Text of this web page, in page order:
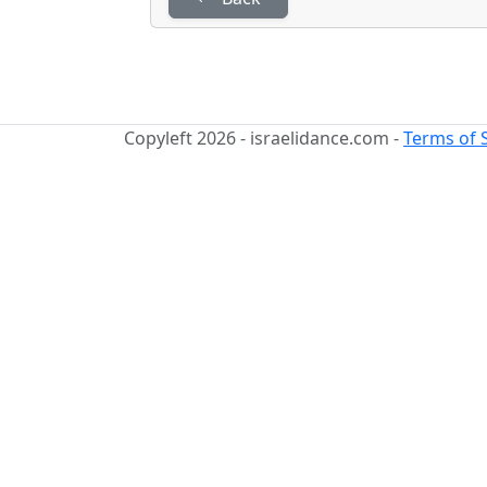
Copyleft 2026 - israelidance.com -Terms of